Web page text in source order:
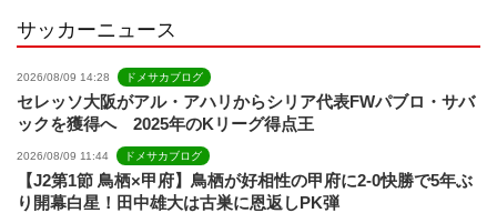
サッカーニュース
2026/08/09 14:28 ドメサカブログ
セレッソ大阪がアル・アハリからシリア代表FWパブロ・サバ
ックを獲得へ 2025年のKリーグ得点王
2026/08/09 11:44 ドメサカブログ
【J2第1節 鳥栖×甲府】鳥栖が好相性の甲府に2-0快勝で5年ぶ
り開幕白星！田中雄大は古巣に恩返しPK弾